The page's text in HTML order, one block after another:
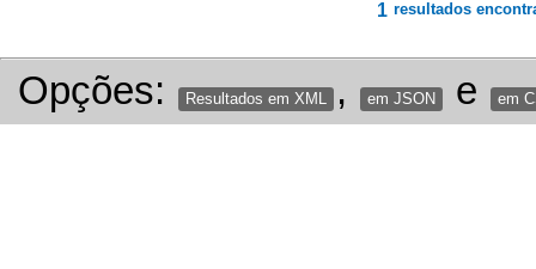
1 resultados
Opções: Resultados em XML , em JSON e em